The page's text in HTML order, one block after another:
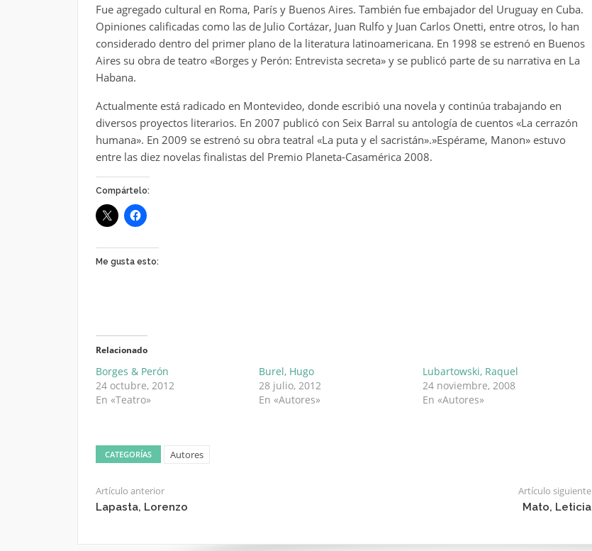
Fue agregado cultural en Roma, París y Buenos Aires. También fue embajador del Uruguay en Cuba.
Opiniones calificadas como las de Julio Cortázar, Juan Rulfo y Juan Carlos Onetti, entre otros, lo han
considerado dentro del primer plano de la literatura latinoamericana. En 1998 se estrenó en Buenos
Aires su obra de teatro «Borges y Perón: Entrevista secreta» y se publicó parte de su narrativa en La
Habana.
Actualmente está radicado en Montevideo, donde escribió una novela y continúa trabajando en
diversos proyectos literarios. En 2007 publicó con Seix Barral su antología de cuentos «La cerrazón
humana». En 2009 se estrenó su obra teatral «La puta y el sacristán».»Espérame, Manon» estuvo
entre las diez novelas finalistas del Premio Planeta-Casamérica 2008.
Compártelo:
Me gusta esto:
Relacionado
Borges & Perón
24 octubre, 2012
En «Teatro»
Burel, Hugo
28 julio, 2012
En «Autores»
Lubartowski, Raquel
24 noviembre, 2008
En «Autores»
CATEGORÍAS Autores
Artículo anterior
Lapasta, Lorenzo
Artículo siguiente
Mato, Leticia